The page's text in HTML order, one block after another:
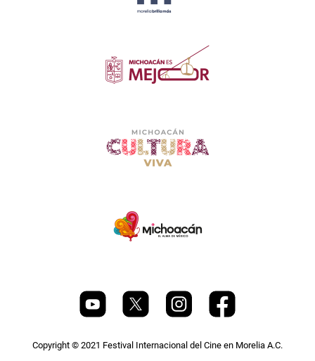
Copyright © 2021 Festival Internacional del Cine en Morelia A.C.